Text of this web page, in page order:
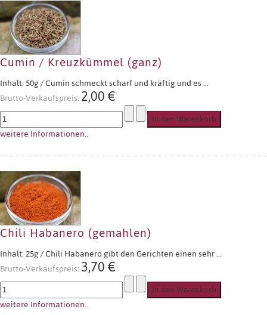
Cumin / Kreuzkümmel (ganz)
Inhalt: 50g / Cumin schmeckt scharf und kräftig und es ...
Brutto-Verkaufspreis:2,00 €
weitere Informationen..
Chili Habanero (gemahlen)
Inhalt: 25g / Chili Habanero gibt den Gerichten einen sehr ...
Brutto-Verkaufspreis:3,70 €
weitere Informationen..